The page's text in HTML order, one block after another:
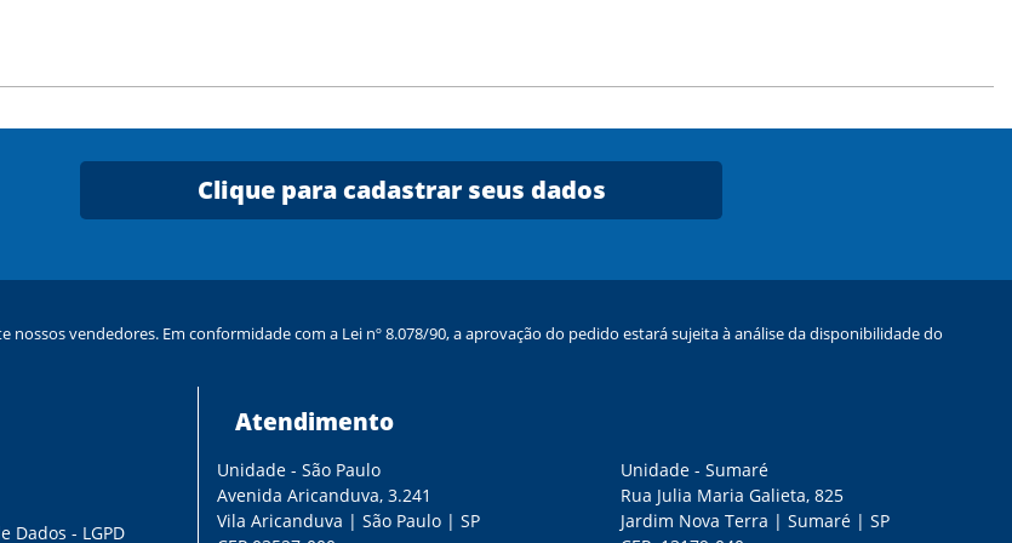
Clique para cadastrar seus dados
vendedores. Em conformidade com a Lei nº 8.078/90, a aprovação do pedido estará sujeita à análise da disponibilidade do
Dados - LGPD
Atendimento
Unidade - São Paulo
Avenida Aricanduva, 3.241
Vila Aricanduva | São Paulo | SP
Unidade - Sumaré
Rua Julia Maria Galieta, 825
Jardim Nova Terra | Sumaré | SP